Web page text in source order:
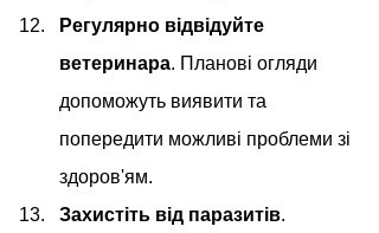
Регулярно відвідуйте
ветеринара. Планові огляди
допоможуть виявити та
попередити можливі проблеми зі
здоров'ям.
Захистіть від паразитів.